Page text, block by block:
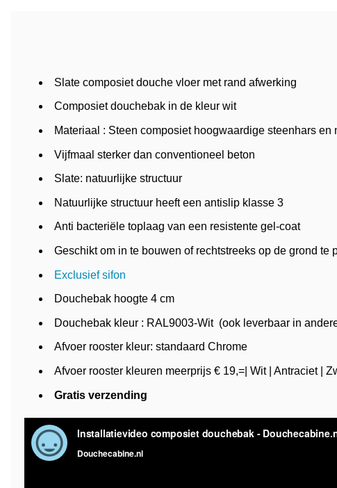
Slate composiet douche vloer met rand afwerking
Composiet douchebak in de kleur wit
Materiaal : Steen composiet hoogwaardige steenhars en
Vijfmaal sterker dan conventioneel beton
Slate: natuurlijke structuur
Natuurlijke structuur heeft een antislip klasse 3
Anti bacteriële toplaag van een resistente gel-coat
Geschikt om in te bouwen of rechtstreeks op de grond te
Exclusief sifon
Douchebak hoogte 4 cm
Douchebak kleur : RAL9003-Wit (ook leverbaar in
Afvoer rooster kleur: standaard Chrome
Afvoer rooster kleuren meerprijs € 19,=| Wit | Antraciet |
Gratis verzending